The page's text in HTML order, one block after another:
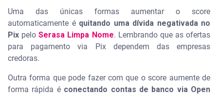
Uma das únicas formas aumentar o score
automaticamente é quitando uma dívida negativada no
Pix peloSerasa Limpa Nome. Lembrando que as ofertas
para pagamento via Pix dependem das empresas
credoras.
Outra forma que pode fazer com que o score aumente de
forma rápida é conectando contas de banco via Open